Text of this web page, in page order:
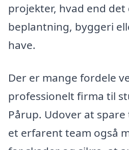
projekter, hvad end
beplantning, byggeri
have.
Der er mange fordele
professionelt firma til
Pårup. Udover at
et erfarent team også